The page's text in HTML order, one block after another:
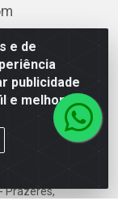
e de
publicidade
e melhorar a
Prazeres,